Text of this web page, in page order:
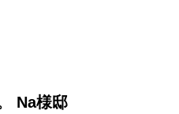
Na様邸